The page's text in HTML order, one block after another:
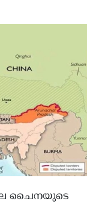
ചൈനയുടെ